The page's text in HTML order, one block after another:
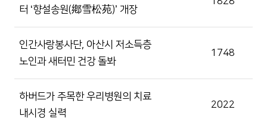
터 ‘향설송원(鄕雪松苑)’ 개장
인간사랑봉사단, 아산시 저소득층
노인과 새터민 건강 돌봐
1748
하버드가 주목한 우리병원의 치료
내시경 실력
2022